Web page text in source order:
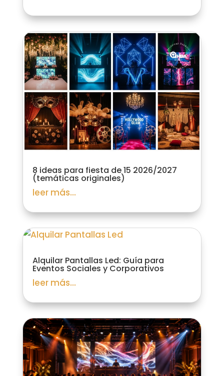
8 ideas para fiesta de 15 2026/2027
(temáticas originales)
leer más...
Alquilar Pantallas Led: Guía para
Eventos Sociales y Corporativos
leer más...